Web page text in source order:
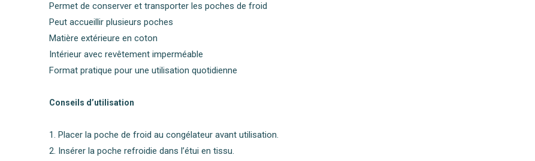
Permet de conserver et transporter les poches de froid
Peut accueillir plusieurs poches
Matière extérieure en coton
Intérieur avec revêtement imperméable
Format pratique pour une utilisation quotidienne
Conseils d’utilisation
1. Placer la poche de froid au congélateur avant utilisation.
2. Insérer la poche refroidie dans l’étui en tissu.